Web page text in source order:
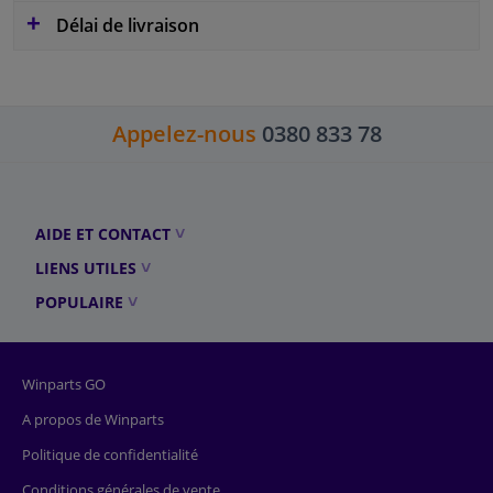
Délai de livraison
Appelez-nous 0380 833 78
AIDE ET CONTACT
LIENS UTILES
POPULAIRE
Winparts GO
A propos de Winparts
Politique de confidentialité